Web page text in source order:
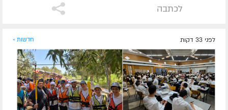
לכתבה
לפני 33 דקות חדשות »